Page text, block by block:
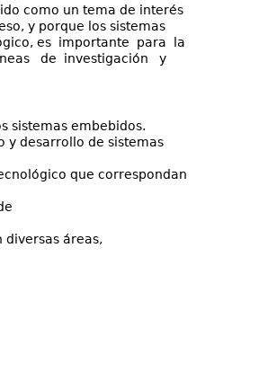
como un tema de interés
y porque los sistemas
es importante para la
de investigación y
sistemas embebidos.
y desarrollo de sistemas
que correspondan
áreas,